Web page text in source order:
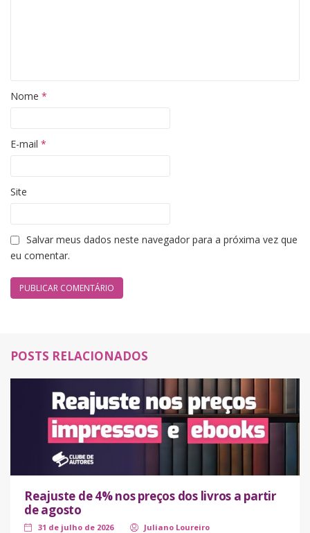
Nome *
E-mail *
Site
Salvar meus dados neste navegador para a próxima vez que
eu comentar.
POSTS RELACIONADOS
Reajuste de 4% nos preços dos livros a partir
de agosto
31 de julho de 2026 Juliano Loureiro